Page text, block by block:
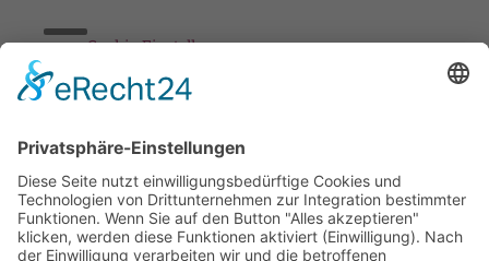
Cookie-Einstellungen